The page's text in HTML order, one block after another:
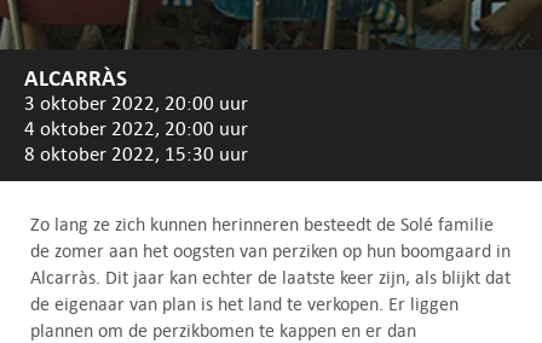
ALCARRÀS
3 oktober 2022, 20:00 uur
4 oktober 2022, 20:00 uur
8 oktober 2022, 15:30 uur
Zo lang ze zich kunnen herinneren besteedt de Solé familie
de zomer aan het oogsten van perziken op hun boomgaard in
Alcarràs. Dit jaar kan echter de laatste keer zijn, als blijkt dat
de eigenaar van plan is het land te verkopen. Er liggen
plannen om de perzikbomen te kappen en er dan